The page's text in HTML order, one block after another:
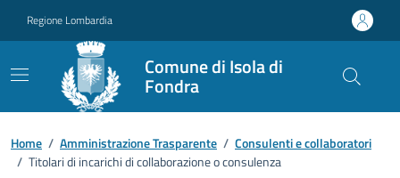
Regione Lombardia
Comune di Isola di
Fondra
Home / Amministrazione Trasparente / Consulenti e collaboratori
/ Titolari di incarichi di collaborazione o consulenza